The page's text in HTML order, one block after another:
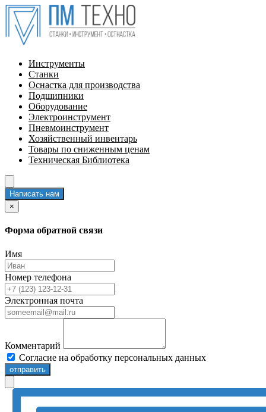
Инструменты
Станки
Оснастка для производства
Подшипники
Оборудование
Электроинструмент
Пневмоинструмент
Хозяйственный инвентарь
Товары по сниженным ценам
Техническая Библиотека
Написать нам
×
Форма обратной связи
Имя
Номер телефона
Электронная почта
Комментарий
Согласие на обработку персональных данных
отправить